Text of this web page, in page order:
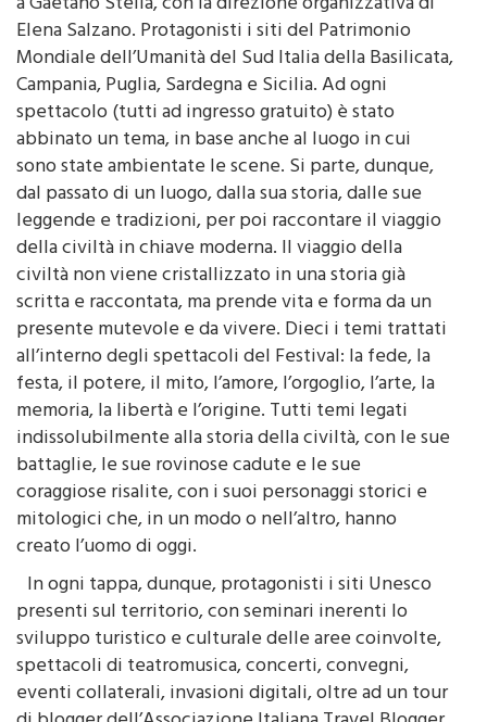
Elena Salzano. Protagonisti i siti del Patrimonio
Mondiale dell’Umanità del Sud Italia della Basilicata,
Campania, Puglia, Sardegna e Sicilia. Ad ogni
spettacolo (tutti ad ingresso gratuito) è stato
abbinato un tema, in base anche al luogo in cui
sono state ambientate le scene. Si parte, dunque,
dal passato di un luogo, dalla sua storia, dalle sue
leggende e tradizioni, per poi raccontare il viaggio
della civiltà in chiave moderna. Il viaggio della
civiltà non viene cristallizzato in una storia già
scritta e raccontata, ma prende vita e forma da un
presente mutevole e da vivere. Dieci i temi trattati
all’interno degli spettacoli del Festival: la fede, la
festa, il potere, il mito, l’amore, l’orgoglio, l’arte, la
memoria, la libertà e l’origine. Tutti temi legati
indissolubilmente alla storia della civiltà, con le sue
battaglie, le sue rovinose cadute e le sue
coraggiose risalite, con i suoi personaggi storici e
mitologici che, in un modo o nell’altro, hanno
creato l’uomo di oggi.
In ogni tappa, dunque, protagonisti i siti Unesco
presenti sul territorio, con seminari inerenti lo
sviluppo turistico e culturale delle aree coinvolte,
spettacoli di teatromusica, concerti, convegni,
eventi collaterali, invasioni digitali, oltre ad un tour